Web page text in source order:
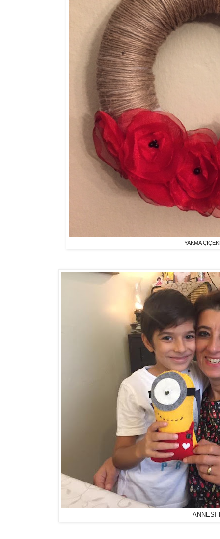
YAKMA
ANNESİ-